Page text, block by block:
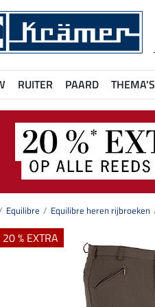
RUITER PAARD THEMA'S
Equilibre Equilibre heren rijbroeken
% EXTRA